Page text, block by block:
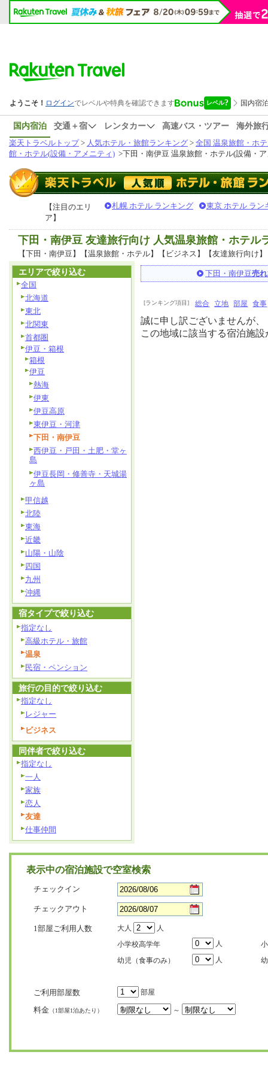
国内宿泊 交通＋宿 レンタカー 高速バス・ツアー
海外旅
楽天トラベルトップ> 人気ホテル・旅館ランキング > 全国 温泉旅館・ホ
館・ホテル(設備・アメニティ) >下田・南伊豆 温泉旅館・ホテル(設備・
【注目のエリ
ア】
札幌 ホテル ランキング 東京 ホテル ラン
下田・南伊豆 友達旅行向け 人気温泉旅館・ホテ
【下田・南伊豆】【温泉旅館・ホテル】【ビジネス】【友達旅行向け
下田・南伊豆売
[ランキング項目] 総合 立地 部屋 食事
誠に申し訳ございませんが、
この地域に該当する宿泊施
エリアで絞り込む
全国
北海道
東北
北関東
首都圏
伊豆・箱根
箱根
伊豆
熱海
伊東
伊豆高原
東伊豆・河津
下田・南伊豆
西伊豆・戸田・土肥・堂ヶ
島
伊豆長岡・修善寺・天城湯
ヶ島
甲信越
北陸
東海
近畿
山陽・山陰
四国
九州
沖縄
宿タイプで絞り込む
指定なし
高級ホテル・旅館
温泉
民宿・ペンション
旅行の目的で絞り込む
指定なし
レジャー
ビジネス
同伴者で絞り込む
指定なし
一人
家族
恋人
友達
仕事仲間
表示中の宿泊施設で空室検索
チェックイン
チェックアウト
1部屋ご利用人数 大人
人
小学校高学年
人
幼児（食事のみ）
人
ご利用部屋数 部屋
料金 （1部屋1泊あたり） ～